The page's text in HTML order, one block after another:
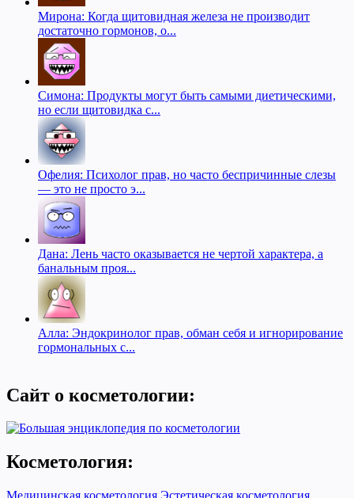
Мирона: Когда щитовидная железа не производит
достаточно гормонов, о...
Симона: Продукты могут быть самыми диетическими,
но если щитовидка с...
Офелия: Психолог прав, но часто беспричинные слезы
— это не просто э...
Дана: Лень часто оказывается не чертой характера, а
банальным проя...
Алла: Эндокринолог прав, обман себя и игнорирование
гормональных с...
Сайт о косметологии:
Косметология: